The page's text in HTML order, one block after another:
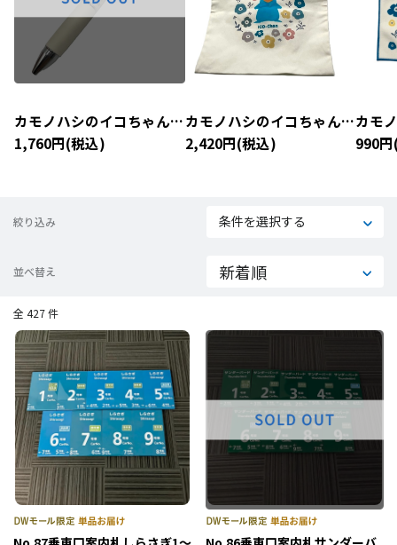
カモノハシのイコちゃん×
北欧 ジェットストリーム
４＆１
1,760円(税込)
カモノハシのイコちゃん×
北欧 トートバッグ
2,420円(税込)
カモ
北欧
990
絞り込み 条件を選択する
並べ替え
全 427 件